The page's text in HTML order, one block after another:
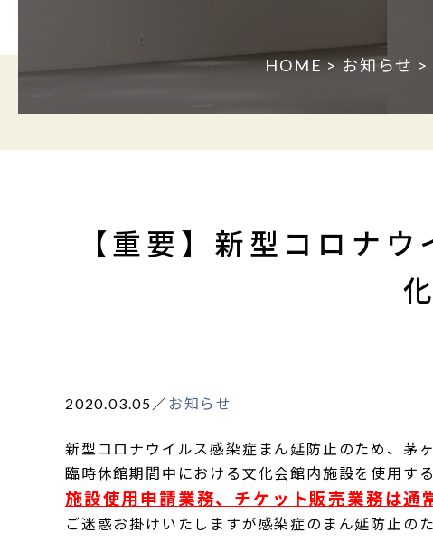
HOME> お知らせ
【重要】新型コロナ
2020.03.05 ／ お知らせ
新型コロナウイルス感染症まん延防止のため、茅
臨時休館期間中における文化会館内施設を使用す
施設使用申請業務、チケット販売業務は通
ご迷惑お掛けいたしますが感染症のまん延防止の